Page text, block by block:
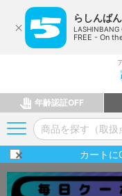
らしんば
LASHINBANG
FREE - On
年齢認証OFF
カートに